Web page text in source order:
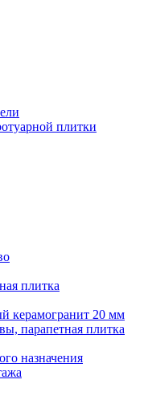
плитки
плитка
керамогранит 20 мм
парапетная плитка
назначения